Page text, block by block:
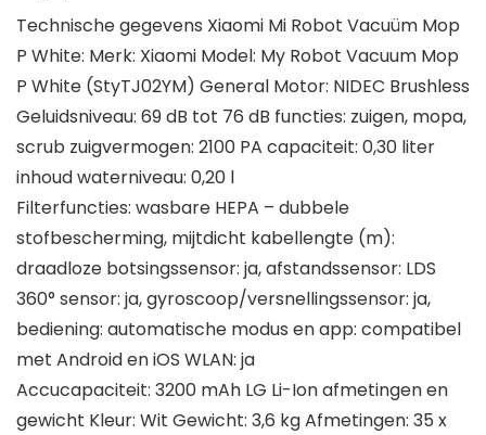
Technische gegevens Xiaomi Mi Robot Vacuüm Mop
P White: Merk: Xiaomi Model: My Robot Vacuum Mop
P White (StyTJ02YM) General Motor: NIDEC Brushless
Geluidsniveau: 69 dB tot 76 dB functies: zuigen, mopa,
scrub zuigvermogen: 2100 PA capaciteit: 0,30 liter
inhoud waterniveau: 0,20 l
Filterfuncties: wasbare HEPA – dubbele
stofbescherming, mijtdicht kabellengte (m):
draadloze botsingssensor: ja, afstandssensor: LDS
360° sensor: ja, gyroscoop/versnellingssensor: ja,
bediening: automatische modus en app: compatibel
met Android en iOS WLAN: ja
Accucapaciteit: 3200 mAh LG Li-Ion afmetingen en
gewicht Kleur: Wit Gewicht: 3,6 kg Afmetingen: 35 x